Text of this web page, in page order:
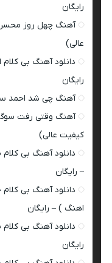
رایگان
آهنگ چهل روز
عالی)
دانلود آهنگ بی
رایگان
آهنگ چی شد احمد
آهنگ وقتی رفت
کیفیت عالی)
دانلود آهنگ بی
– رایگان
دانلود آهنگ بی
اهنگ ) – رایگان
دانلود آهنگ بی
رایگان